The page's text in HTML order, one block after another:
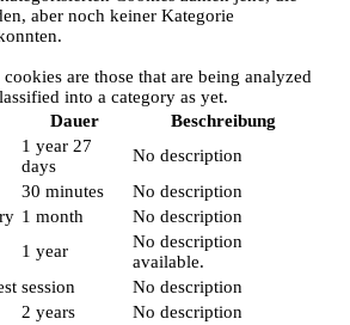
aber noch keiner Kategorie
are those that are being analyzed
into a category as yet.
Dauer
Beschreibung
1 year 27
days
No description
30 minutes
No description
1 month
No description
1 year
No description
available.
session
No description
2 years
No description